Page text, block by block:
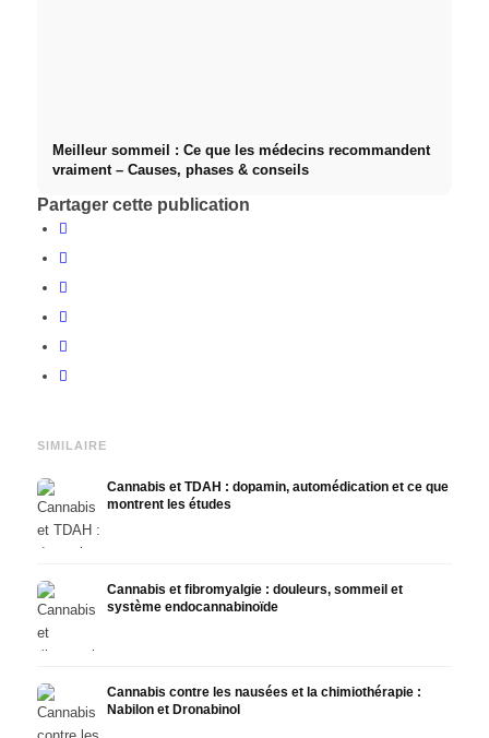
Meilleur sommeil : Ce que les médecins recommandent
vraiment – Causes, phases & conseils
Partager cette publication
SIMILAIRE
Cannabis et TDAH : dopamin, automédication et ce que
montrent les études
Cannabis et fibromyalgie : douleurs, sommeil et
système endocannabinoïde
Cannabis contre les nausées et la chimiothérapie :
Nabilon et Dronabinol